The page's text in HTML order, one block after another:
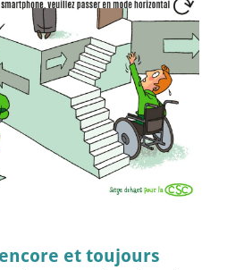
et toujours